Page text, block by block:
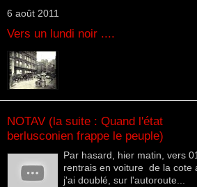
6 août 2011
Vers un lundi noir ....
NOTAV (la suite : Quand l'état
berlusconien frappe le peuple)
Par hasard, hier matin, vers
rentrais en voiture de la cote
j'ai doublé, sur l'autoroute...